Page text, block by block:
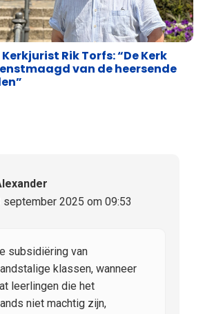
Pallieterke
Kerkjurist Rik Torfs: “De Kerk
van de heersende
september 2025 om 09:53
subsidiëring van
klassen, wanneer
leerlingen die het
niet machtig zijn,